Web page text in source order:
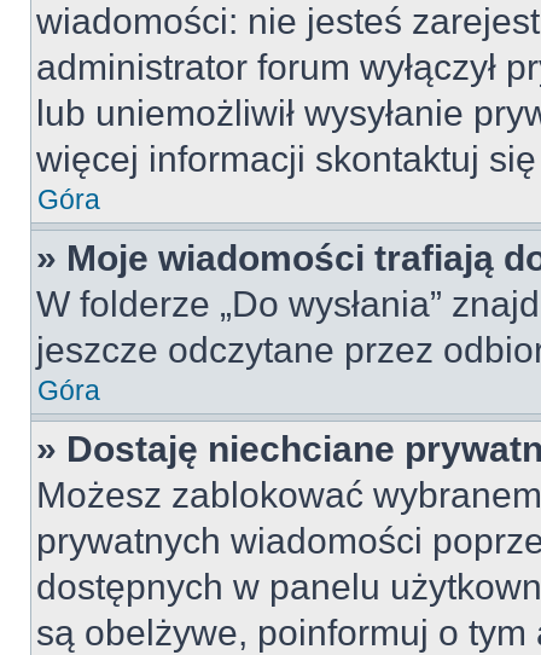
wiadomości: nie jesteś
administrator forum wyłączył
lub uniemożliwił wysyłanie
więcej informacji skontaktuj
Góra
» Moje wiadomości trafiają
W folderze „Do wysłania”
jeszcze odczytane przez
Góra
» Dostaję niechciane
Możesz zablokować
prywatnych wiadomości
dostępnych w panelu
są obelżywe, poinformuj o